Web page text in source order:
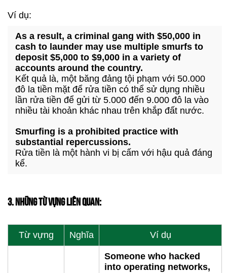
Ví dụ:
As a result, a criminal gang with $50,000 in
cash to launder may use multiple smurfs to
deposit $5,000 to $9,000 in a variety of
accounts around the country.
Kết quả là, một băng đảng tội phạm với 50.000
đô la tiền mặt để rửa tiền có thể sử dụng nhiều
lần rửa tiền để gửi từ 5.000 đến 9.000 đô la vào
nhiều tài khoản khác nhau trên khắp đất nước.
Smurfing is a prohibited practice with
substantial repercussions.
Rửa tiền là một hành vi bị cấm với hậu quả đáng
kể.
3. NHỮNG TỪ VỰNG LIÊN QUAN:
Từ vựng Nghĩa Ví dụ
Someone who hacked
into operating networks,